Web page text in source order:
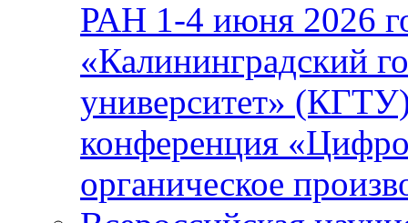
РАН 1-4 июня 2026
«Калининградский
университет»
конференция
органическое